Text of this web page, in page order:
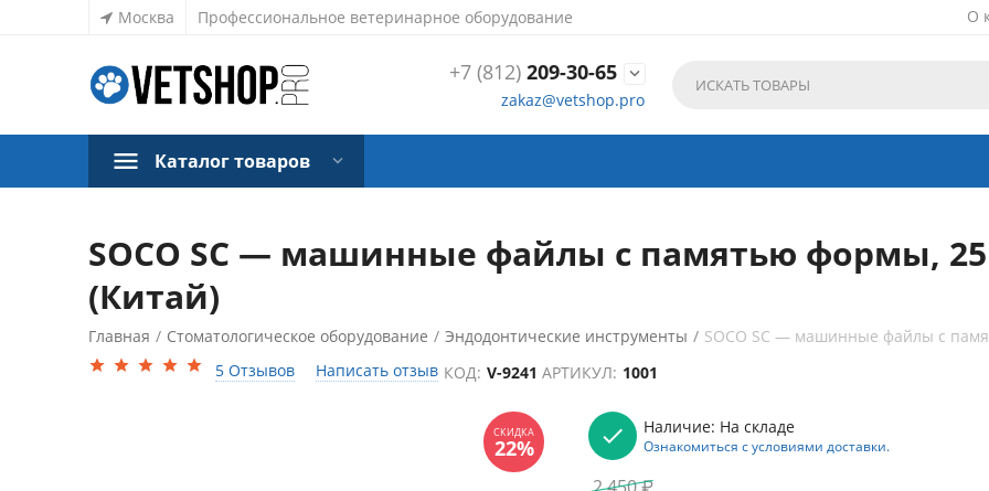
Москва Профессиональное ветеринарное оборудование О
+7 (812)209-30-65 
zakaz@vetshop.pro
Каталог товаров
SOCO SC — машинные файлы с памятью формы,
(Китай)
Главная / Стоматологическое оборудование / Эндодонтические инструменты / SOCO SC — машинные файлы с
5 Отзывов
Написать отзыв КОД: V-9241 АРТИКУЛ: 1001
СКИДКА
Наличие: На складе
Ознакомиться с условиями доставки.